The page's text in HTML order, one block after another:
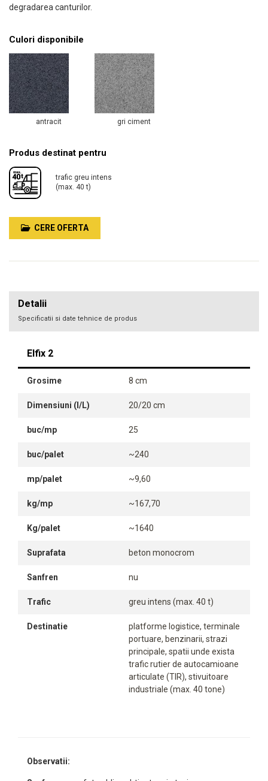
degradarea canturilor.
Culori disponibile
antracit gri ciment
Produs destinat pentru
trafic greu intens
(max. 40 t)
CERE OFERTA
Detalii
Specificatii si date tehnice de produs
Elfix 2
Grosime 8 cm
Dimensiuni (l/L) 20/20 cm
buc/mp 25
buc/palet ~240
mp/palet ~9,60
kg/mp ~167,70
Kg/palet ~1640
Suprafata beton monocrom
Sanfren nu
Trafic greu intens (max. 40 t)
Destinatie
platforme logistice, terminale
portuare, benzinarii, strazi
principale, spatii unde exista
trafic rutier de autocamioane
articulate (TIR), stivuitoare
industriale (max. 40 tone)
Observatii: